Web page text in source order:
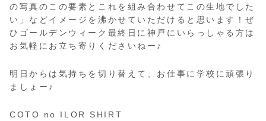
の写真のこの要素とこれを組み合わせてこの生地でした
い」などイメージを沸かせていただけると思います！ぜ
ひゴールデンウィーク最終日に神戸にいらっしゃる方は
お気軽にお立ち寄りくださいねー♪
明日からは気持ちを切り替えて、お仕事に学校に頑張り
ましょー♪
COTO no ILOR SHIRT